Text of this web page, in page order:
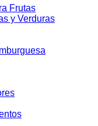
Frutas
y Verduras